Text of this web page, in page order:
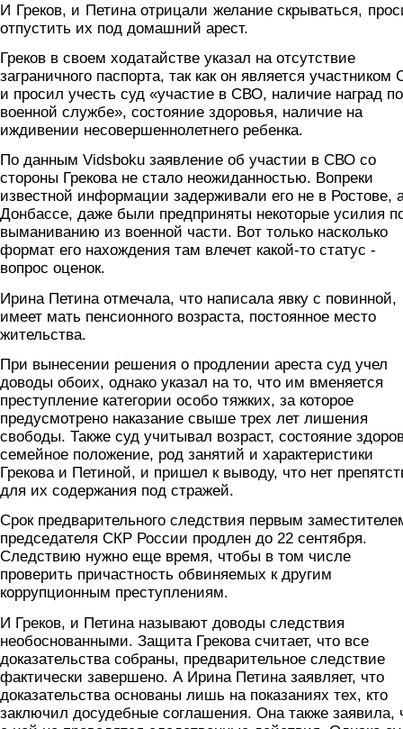
И Греков, и Петина отрицали желание скрываться,
отпустить их под домашний арест.
Греков в своем ходатайстве указал на отсутствие
заграничного паспорта, так как он является участником
и просил учесть суд «участие в СВО, наличие наград по
военной службе», состояние здоровья, наличие на
иждивении несовершеннолетнего ребенка.
По данным Vidsboku заявление об участии в СВО со
стороны Грекова не стало неожиданностью. Вопреки
известной информации задерживали его не в Ростове,
Донбассе, даже были предприняты некоторые усилия
выманиванию из военной части. Вот только насколько
формат его нахождения там влечет какой-то статус -
вопрос оценок.
Ирина Петина отмечала, что написала явку с повинной,
имеет мать пенсионного возраста, постоянное место
жительства.
При вынесении решения о продлении ареста суд учел
доводы обоих, однако указал на то, что им вменяется
преступление категории особо тяжких, за которое
предусмотрено наказание свыше трех лет лишения
свободы. Также суд учитывал возраст, состояние
семейное положение, род занятий и характеристики
Грекова и Петиной, и пришел к выводу, что нет
для их содержания под стражей.
Срок предварительного следствия первым
председателя СКР России продлен до 22 сентября.
Следствию нужно еще время, чтобы в том числе
проверить причастность обвиняемых к другим
коррупционным преступлениям.
И Греков, и Петина называют доводы следствия
необоснованными. Защита Грекова считает, что все
доказательства собраны, предварительное следствие
фактически завершено. А Ирина Петина заявляет, что
доказательства основаны лишь на показаниях тех, кто
заключил досудебные соглашения. Она также заявила,